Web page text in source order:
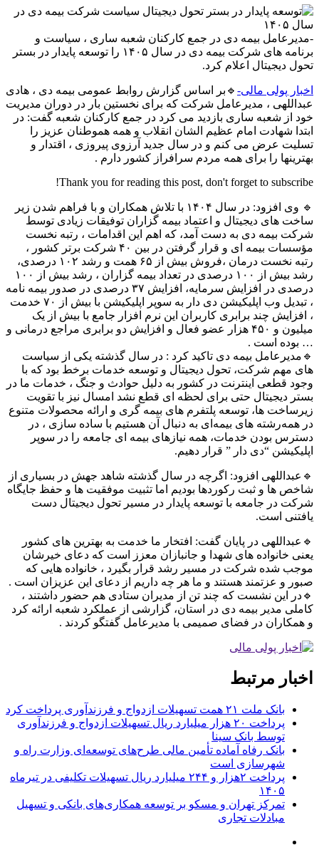
بیمه
دی
سال
۱۴۰۵
-مدیرعامل بیمه دی در جمع کارکنان شعبه ساری ، سیاست و
برنامه های شرکت بیمه دی در سال ۱۴۰۵ را توسعه پایدار در بستر
تحول دیجیتال اعلام کرد.
اخبار پولی مالی- 🔹بر اساس گزارش روابط عمومی بیمه دی ، هادی
عبداللهی ، مدیرعامل شرکت که برای نخستین بار در دوران مدیریت
خود از شعبه ساری بازدید می کرد در جمع کارکنان شعبه گفت: در
ابتدا شهادت امام عظیم الشان انقلاب و همه هموطنان عزیز را
تسلیت عرض می کنم و در سال جدید آرزوی پیروزی ، اقتدار و
بهترینها را برای همه مردم سرافراز کشور دارم .
Thank you for reading this post, don't forget to subscribe!
🔹 وی افزود: در سال ۱۴۰۴ با تلاش همکاران و با فراهم شدن زیر
ساخت های دیجیتال و اعتماد بیمه گزاران توفیقات زیادی توسط
شرکت بیمه دی به دست آمد، که اهم این اقدامات ، رتبه نخست
مؤسسات بیمه ای و قرار گرفتن در بین ۴۰ شرکت برتر کشور ،
رتبه نخست درمان ،فروش بیش از ۶۵ همت و رشد ۱۰۲ درصدی،
رشد بیش از ۱۰۰ درصدی در تعداد بیمه گزاران ، رشد بیش از ۱۰۰
درصدی در افزایش سرمایه، افزایش ۳۷ درصدی در صدور بیمه نامه
، تبدیل وب اپلیکیشن دی دار به سوپر اپلیکیشن با بیش از ۷۰ خدمت
، افزایش چند برابری کاربران این نرم افزار جامع با بیش از یک
میلیون و ۴۵۰ هزار عضو فعال و افزایش دو برابری مراجع درمانی و
… بوده است .
🔹مدیرعامل بیمه دی تاکید کرد : در سال گذشته یکی از سیاست
های مهم شرکت، تحول دیجیتال و توسعه خدمات برخط بود که با
وجود قطعی اینترنت در کشور به دلیل حوادث و جنگ ، خدمات ما در
بستر دیجیتال حتی برای لحظه ای قطع نشد امسال نیز با تقویت
زیرساخت ها، توسعه پلتفرم های بیمه گری و ارائه محصولات متنوع
در همه‌رشته های بیمه‌ای به دنبال آن هستیم با ساده سازی ، در
دسترس بودن خدمات، همه نیازهای بیمه ای جامعه را در سوپر
اپلیکیشن “دی دار ” قرار دهیم.
🔹عبداللهی افزود: اگرچه در سال گذشته شاهد جهش در بسیاری از
شاخص ها و ثبت رکوردها بودیم اما تثبیت موفقیت ها و حفظ جایگاه
شرکت در جامعه با توسعه پایدار در مسیر تحول دیجیتال دست
یافتنی است.
🔹عبداللهی در پایان گفت: افتخار ما خدمت به بهترین های کشور
یعنی خانواده های شهدا و جانبازان معزز است که دعای خیرشان
موجب شده شرکت در مسیر رشد قرار بگیرد ، خانواده هایی که
صبور و عزتمند هستند و ما هر چه داریم از دعای این عزیزان است .
🔹در این نشست که چند تن از مدیران ستادی هم حضور داشتند ،
کاملی مدیر بیمه دی در استان، گزارشی از عملکرد شعبه ارائه کرد
و همکاران در فضای صمیمی با مدیرعامل گفتگو کردند .
اخبار مرتبط
بانک ملت ۲۱ همت تسهیلات ازدواج و فرزندآوری پرداخت کرد
پرداخت ۲۰ هزار میلیارد ریال تسهیلات ازدواج و فرزند‌آوری
توسط بانک سینا
بانک رفاه آماده تأمین مالی طرح‌های توسعه‌ای وزارت راه و
شهرسازی است
پرداخت ۲هزار و ۲۴۴ میلیارد ریال تسهیلات تکلیفی در تیرماه
۱۴۰۵
تمرکز تهران و مسکو بر توسعه همکاری‌های بانکی و تسهیل
مبادلات تجاری